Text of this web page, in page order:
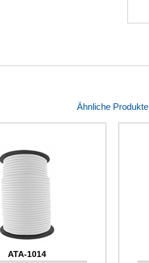
Ähnliche Produkte
ATA-1014